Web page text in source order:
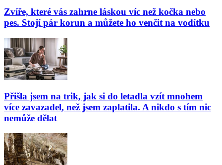
Zvíře, které vás zahrne láskou víc než kočka nebo
pes. Stojí pár korun a můžete ho venčit na vodítku
Přišla jsem na trik, jak si do letadla vzít mnohem
více zavazadel, než jsem zaplatila. A nikdo s tím nic
nemůže dělat